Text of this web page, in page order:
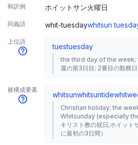
和訳例 ホイットサン火曜日
同義語 whit-tuesdaywhitsun
上位語
tuestuesday
the third day of the
週の第3日目; 2番目の勤務日
被構成要素
whitsunwhitsuntide
Christian holiday; the
Whitsunday (especially
キリスト教の祝日;ホイット
に最初の3日間）